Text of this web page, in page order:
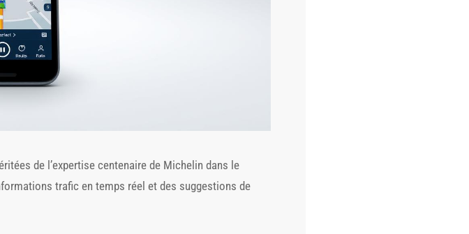
de l’expertise centenaire de Michelin dans le
trafic en temps réel et des suggestions de